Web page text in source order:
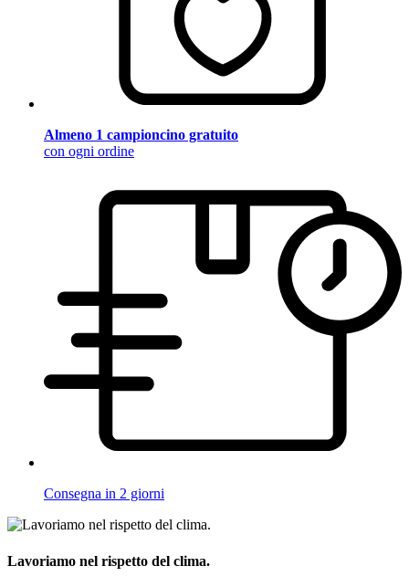
Almeno 1 campioncino gratuito
con ogni ordine
Consegna in 2 giorni
Lavoriamo nel rispetto del clima.